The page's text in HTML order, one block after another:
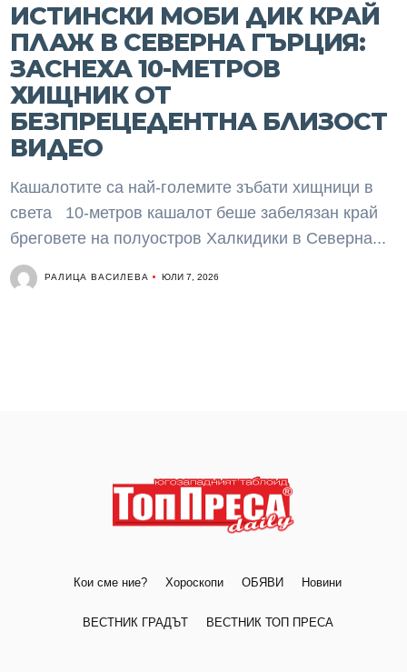
​ИСТИНСКИ МОБИ ДИК КРАЙ
ПЛАЖ В СЕВЕРНА ГЪРЦИЯ:
ЗАСНЕХА 10-МЕТРОВ
ХИЩНИК ОТ
БЕЗПРЕЦЕДЕНТНА БЛИЗОСТ
ВИДЕО
Кашалотите са най-големите зъбати хищници в
света 10-метров кашалот беше забелязан край
бреговете на полуостров Халкидики в Северна...
РАЛИЦА ВАСИЛЕВА ЮЛИ 7, 2026
Кои сме ние? Хороскопи ОБЯВИ Новини
ВЕСТНИК ГРАДЪТ ВЕСТНИК ТОП ПРЕСА